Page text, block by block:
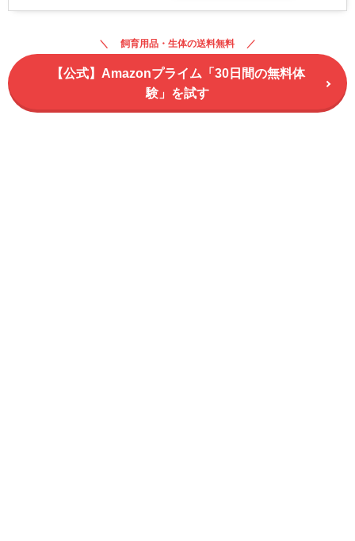
飼育用品・生体の送料無料
【公式】Amazonプライム「30日間の無料体
験」を試す